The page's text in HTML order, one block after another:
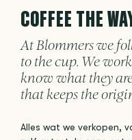
COFFEE THE
At Blommers we
to the cup. We
know what they
that keeps the
Alles wat we verkopen,